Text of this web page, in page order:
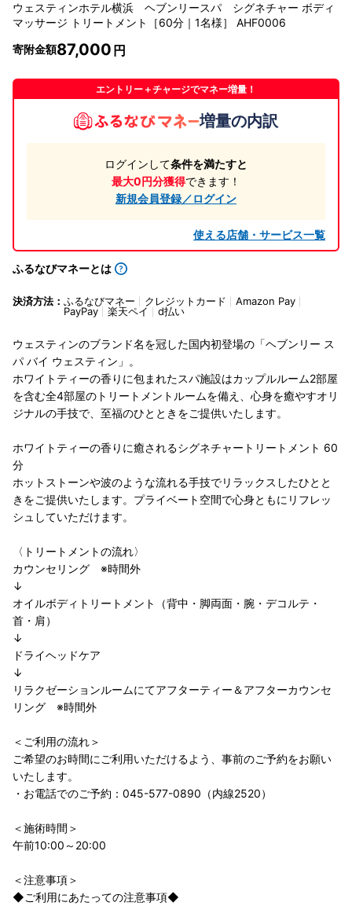
ウェスティンホテル横浜 ヘブンリースパ シグネチャー ボディ
マッサージ トリートメント［60分｜1名様］ AHF0006
寄附金額87,000
エントリー＋チャージでマネー増量！
増量の内訳
ログインして条件を満たすと
最大0円分獲得できます！
新規会員登録／ログイン
使える店舗・サービス一覧
ふるなびマネーとは
決済方法： ふるなびマネー クレジットカード
Amazon Pay
PayPay
楽天ペイ d払い
ウェスティンのブランド名を冠した国内初登場の「ヘブンリー ス
パ バイ ウェスティン」。
ホワイトティーの香りに包まれたスパ施設はカップルルーム2部屋
を含む全4部屋のトリートメントルームを備え、心身を癒やすオリ
ジナルの手技で、至福のひとときをご提供いたします。
ホワイトティーの香りに癒されるシグネチャートリートメント 60
分
ホットストーンや波のような流れる手技でリラックスしたひとと
きをご提供いたします。プライベート空間で心身ともにリフレッ
シュしていただけます。
〈トリートメントの流れ〉
カウンセリング ※時間外
↓
オイルボディトリートメント（背中・脚両面・腕・デコルテ・
首・肩）
↓
ドライヘッドケア
↓
リラクゼーションルームにてアフターティー＆アフターカウンセ
リング ※時間外
＜ご利用の流れ＞
ご希望のお時間にご利用いただけるよう、事前のご予約をお願い
いたします。
・お電話でのご予約：045-577-0890（内線2520）
＜施術時間＞
午前10:00～20:00
＜注意事項＞
◆ご利用にあたっての注意事項◆